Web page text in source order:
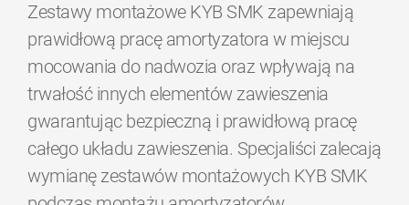
Zestawy montażowe KYB SMK zapewniają
prawidłową pracę amortyzatora w miejscu
mocowania do nadwozia oraz wpływają na
trwałość innych elementów zawieszenia
gwarantując bezpieczną i prawidłową pracę
całego układu zawieszenia. Specjaliści zalecają
wymianę zestawów montażowych KYB SMK